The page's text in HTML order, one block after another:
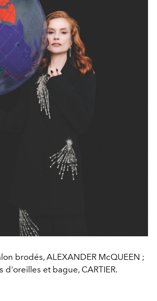
brodés, ALEXANDER McQUEEN ;
d'oreilles et bague, CARTIER.